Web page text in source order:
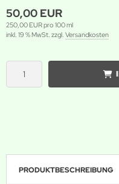
50,00 EUR
250,00 EUR pro 100 ml
inkl. 19 % MwSt. zzgl. Versandkosten
PRODUKTBESCHREIBUNG